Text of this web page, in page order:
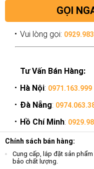
GỌI
Vui lòng gọi:
Tư Vấn Bán Hàng:
Hà Nội: 0971.163.999
Đà Nẵng:
Hồ Chí Minh:
Chính sách bán hàng:
Cung cấp, lắp đặt sản
bảo chất lượng.